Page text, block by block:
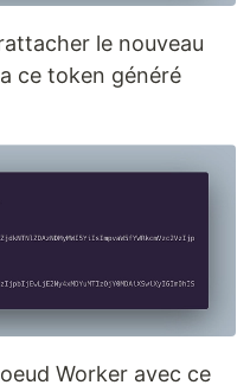
le nouveau
ce token généré
Worker avec ce